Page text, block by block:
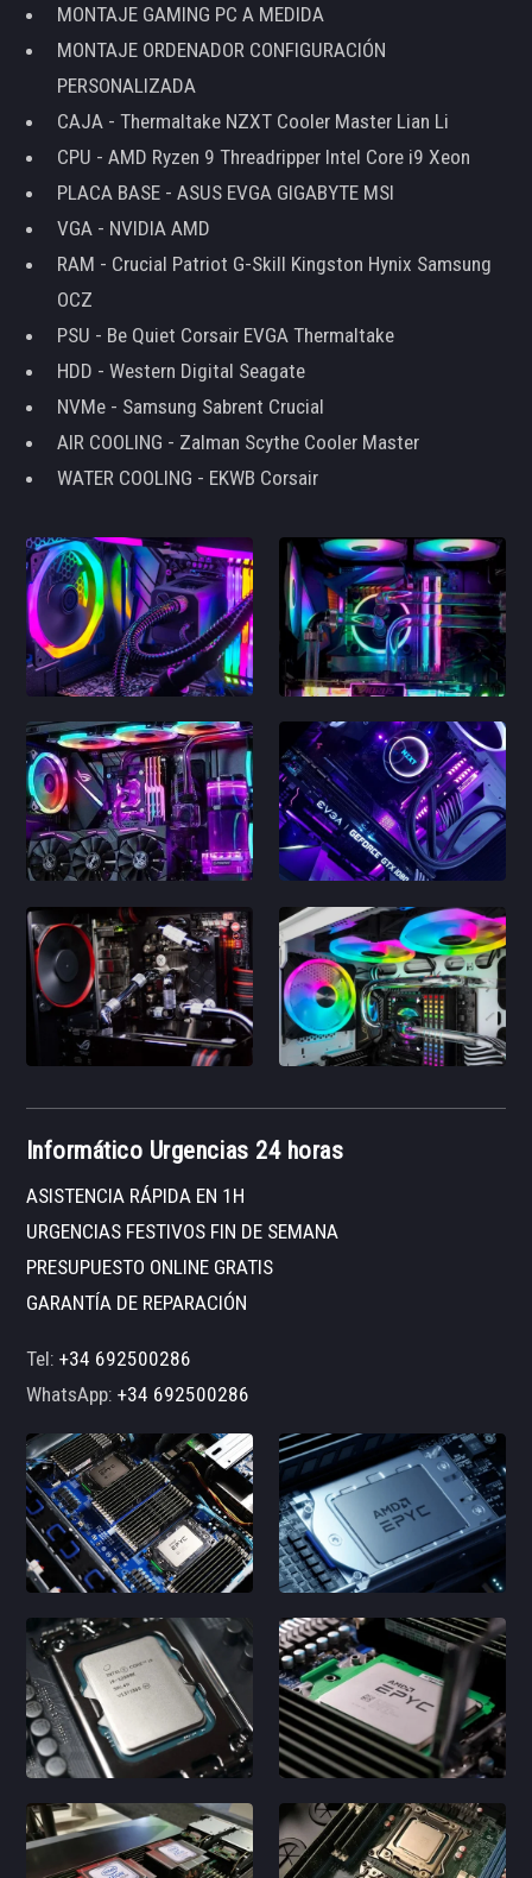
MONTAJE GAMING PC A MEDIDA
MONTAJE ORDENADOR CONFIGURACIÓN
PERSONALIZADA
CAJA - Thermaltake NZXT Cooler Master Lian Li
CPU - AMD Ryzen 9 Threadripper Intel Core i9 Xeon
PLACA BASE - ASUS EVGA GIGABYTE MSI
VGA - NVIDIA AMD
RAM - Crucial Patriot G-Skill Kingston Hynix Samsung
OCZ
PSU - Be Quiet Corsair EVGA Thermaltake
HDD - Western Digital Seagate
NVMe - Samsung Sabrent Crucial
AIR COOLING - Zalman Scythe Cooler Master
WATER COOLING - EKWB Corsair
Informático Urgencias 24 horas
ASISTENCIA RÁPIDA EN 1H
URGENCIAS FESTIVOS FIN DE SEMANA
PRESUPUESTO ONLINE GRATIS
GARANTÍA DE REPARACIÓN
Tel:+34 692500286
WhatsApp:+34 692500286